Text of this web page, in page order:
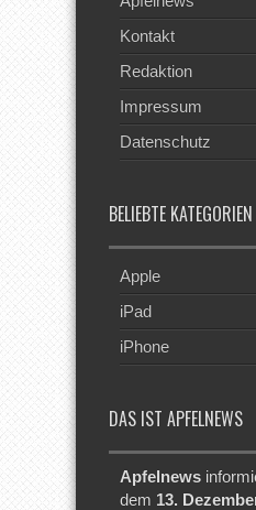
Kontakt
Redaktion
Impressum
Datenschutz
BELIEBTE KATEGORIEN
Apple
iPad
iPhone
DAS IST APFELNEWS
Apfelnews
dem 13.